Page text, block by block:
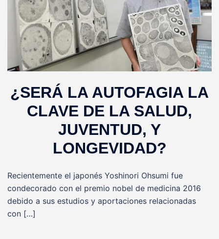
¿SERÁ LA AUTOFAGIA LA
CLAVE DE LA SALUD,
JUVENTUD, Y
LONGEVIDAD?
Recientemente el japonés Yoshinori Ohsumi fue
condecorado con el premio nobel de medicina 2016
debido a sus estudios y aportaciones relacionadas
con […]